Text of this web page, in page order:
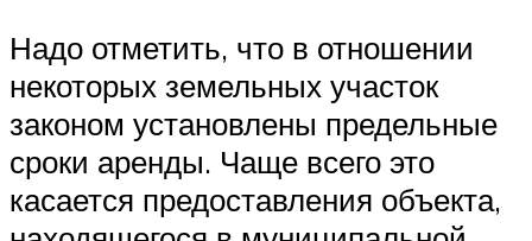
Надо отметить, что в отношении
некоторых земельных участок
законом установлены предельные
сроки аренды. Чаще всего это
касается предоставления объекта,